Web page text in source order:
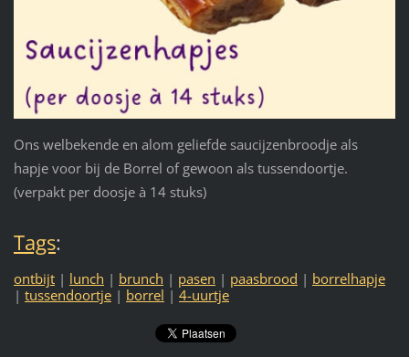
Ons welbekende en alom geliefde saucijzenbroodje als
hapje voor bij de Borrel of gewoon als tussendoortje.
(verpakt per doosje à 14 stuks)
Tags:
ontbijt | lunch | brunch | pasen | paasbrood | borrelhapje
| tussendoortje | borrel | 4-uurtje